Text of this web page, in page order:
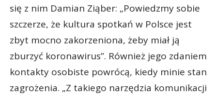
się z nim Damian Ziąber: „Powiedzmy sobie
szczerze, że kultura spotkań w Polsce jest
zbyt mocno zakorzeniona, żeby miał ją
zburzyć koronawirus”. Również jego zdaniem
kontakty osobiste powrócą, kiedy minie stan
zagrożenia. „Z takiego narzędzia komunikacji